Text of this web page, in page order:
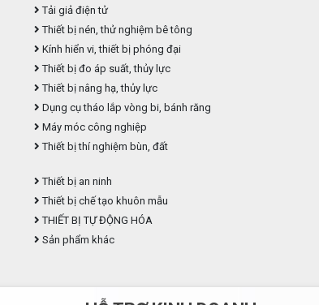
Tải giả điện tử
Thiết bị nén, thử nghiệm bê tông
Kính hiển vi, thiết bị phóng đại
Thiết bị đo áp suất, thủy lực
Thiết bị nâng hạ, thủy lực
Dụng cụ tháo lắp vòng bi, bánh răng
Máy móc công nghiệp
Thiết bị thí nghiệm bùn, đất
Thiết bị an ninh
Thiết bị chế tạo khuôn mẫu
THIẾT BỊ TỰ ĐỘNG HÓA
Sản phẩm khác